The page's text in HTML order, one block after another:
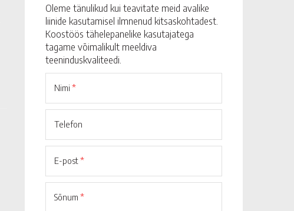
Oleme tänulikud kui teavitate meid avalike
liinide kasutamisel ilmnenud kitsaskohtadest.
Koostöös tähelepanelike kasutajatega
tagame võimalikult meeldiva
teeninduskvaliteedi.
Nimi *
Telefon
E-post*
Sõnum *